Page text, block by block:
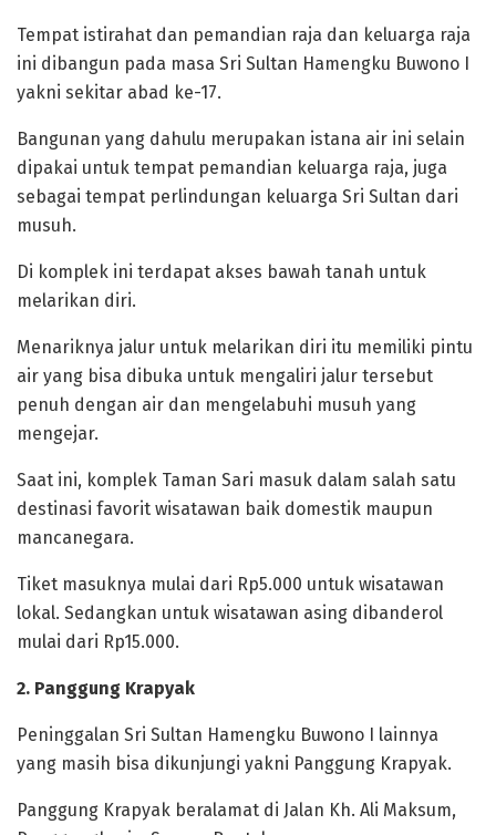
Tempat istirahat dan pemandian raja dan keluarga raja
ini dibangun pada masa Sri Sultan Hamengku Buwono I
yakni sekitar abad ke-17.
Bangunan yang dahulu merupakan istana air ini selain
dipakai untuk tempat pemandian keluarga raja, juga
sebagai tempat perlindungan keluarga Sri Sultan dari
musuh.
Di komplek ini terdapat akses bawah tanah untuk
melarikan diri.
Menariknya jalur untuk melarikan diri itu memiliki pintu
air yang bisa dibuka untuk mengaliri jalur tersebut
penuh dengan air dan mengelabuhi musuh yang
mengejar.
Saat ini, komplek Taman Sari masuk dalam salah satu
destinasi favorit wisatawan baik domestik maupun
mancanegara.
Tiket masuknya mulai dari Rp5.000 untuk wisatawan
lokal. Sedangkan untuk wisatawan asing dibanderol
mulai dari Rp15.000.
2. Panggung Krapyak
Peninggalan Sri Sultan Hamengku Buwono I lainnya
yang masih bisa dikunjungi yakni Panggung Krapyak.
Panggung Krapyak beralamat di Jalan Kh. Ali Maksum,